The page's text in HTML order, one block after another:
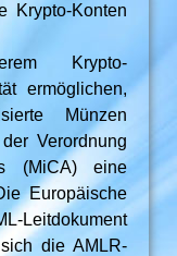
Krypto-Konten
Krypto-
ermöglichen,
Münzen
Verordnung
(MiCA) eine
Europäische
Leitdokument
die AMLR-